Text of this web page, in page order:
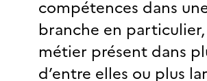
compétences dans
branche en
métier présent dans
d’entre elles ou plus